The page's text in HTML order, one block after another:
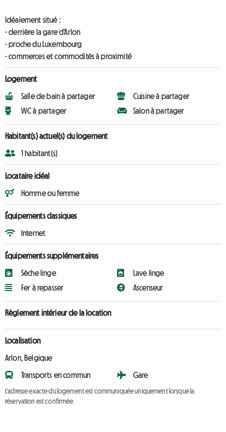
Idéalement situé :
- derrière la gare d'Arlon
- proche du Luxembourg
- commerces et commodités à proximité
Logement
Salle de bain à partager
WC à partager
Cuisine à partager
Salon à partager
Habitant(s) actuel(s) du logement
1 habitant(s)
Locataire idéal
Homme ou femme
Équipements classiques
Internet
Équipements supplémentaires
Sèche linge
Fer à repasser
Lave linge
Ascenseur
Règlement intérieur de la location
Localisation
Arlon, Belgique
Transports en commun Gare
L'adresse exacte du logement est communiquée uniquement lorsque la
réservation est confirmée.